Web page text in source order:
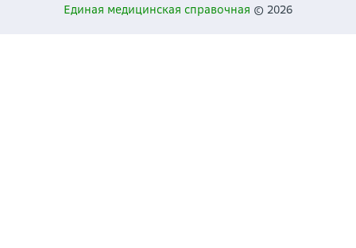
Единая медицинская справочная © 2026